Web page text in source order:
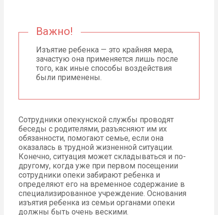
Важно!
Изъятие ребенка — это крайняя мера,
зачастую она применяется лишь после
того, как иные способы воздействия
были применены.
Сотрудники опекунской службы проводят
беседы с родителями, разъясняют им их
обязанности, помогают семье, если она
оказалась в трудной жизненной ситуации.
Конечно, ситуация может складываться и по-
другому, когда уже при первом посещении
сотрудники опеки забирают ребенка и
определяют его на временное содержание в
специализированное учреждение. Основания
изъятия ребенка из семьи органами опеки
должны быть очень вескими.